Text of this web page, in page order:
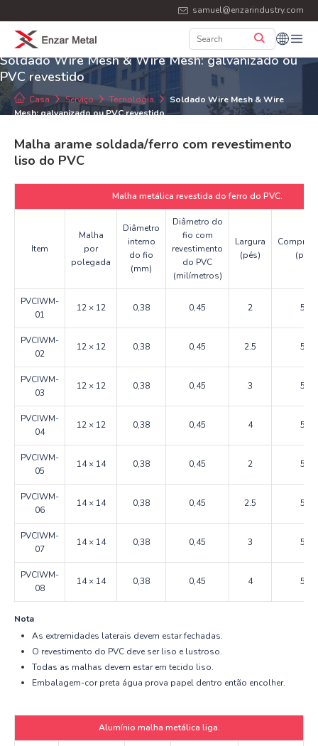
samuel@enzarindustry.com
Soldado Wire Mesh & Wire Mesh: galvanizado ou
PVC revestido
Casa Serviço Tecnologia
Soldado Wire Mesh & Wire
Mesh: galvanizado ou PVC revestido
Malha arame soldada/ferro com revestimento
liso do PVC
Malha metálica revestida do ferro do PVC.
Item
Malha
por
polegada
Diâmetro
interno
do fio
(mm)
Diâmetro do
fio com
revestimento
do PVC
(milímetros)
Largura
(pés)
(pés)
PVCIWM-
01
12 × 12 0,38 0,45 2 50
PVCIWM-
02
12 × 12 0,38 0,45 2.5 50
PVCIWM-
03
12 × 12 0,38 0,45 3 50
PVCIWM-
04
12 × 12 0,38 0,45 4 50
PVCIWM-
05
14 × 14 0,38 0,45 2 50
PVCIWM-
06
14 × 14 0,38 0,45 2.5 50
PVCIWM-
07
14 × 14 0,38 0,45 3 50
PVCIWM-
08
14 × 14 0,38 0,45 4 50
Nota
As extremidades laterais devem estar fechadas.
O revestimento do PVC deve ser liso e lustroso.
Todas as malhas devem estar em tecido liso.
Embalagem-cor preta água prova papel dentro então encolher.
Alumínio malha metálica liga.